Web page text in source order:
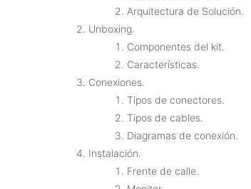
Arquitectura de Solución.
Unboxing.
Componentes del kit.
Características.
Conexiones.
Tipos de conectores.
Tipos de cables.
Diagramas de conexión.
Instalación.
Frente de calle.